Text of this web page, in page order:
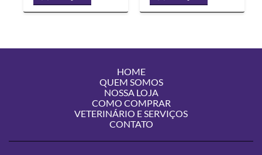
HOME
QUEM SOMOS
NOSSA LOJA
COMO COMPRAR
VETERINÁRIO E SERVIÇOS
CONTATO